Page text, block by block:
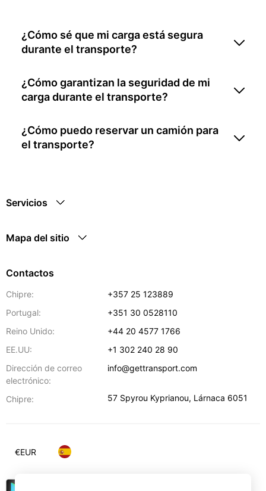
¿Cómo sé que mi carga está segura
durante el transporte?
¿Cómo garantizan la seguridad de mi
carga durante el transporte?
¿Cómo puedo reservar un camión para
el transporte?
Servicios
Mapa del sitio
Contactos
Chipre:
+357 25 123889
Portugal:
+351 30 0528110
Reino Unido:
+44 20 4577 1766
EE.UU:
+1 302 240 28 90
Dirección de correo
electrónico:
info@gettransport.com
Chipre: 57 Spyrou Kyprianou, Lárnaca 6051
€EUR